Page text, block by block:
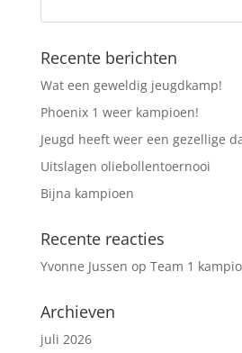
Recente berichten
Wat een geweldig jeugdkamp!
Phoenix 1 weer kampioen!
Jeugd heeft weer een gezellige
Uitslagen oliebollentoernooi
Bijna kampioen
Recente reacties
Yvonne Jussen op Team 1
Archieven
juli 2026